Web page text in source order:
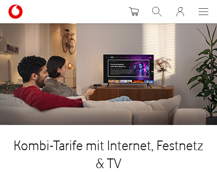
WarenkorbSuche MeinVodafone
Kombi-Tarife mit Internet, Festnetz
& TV